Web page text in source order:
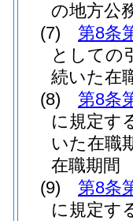
の地方公
(7)
第8条
としての
続いた在
(8)
第8条
に規定す
いた在職
在職期間
(9)
第8条
に規定す